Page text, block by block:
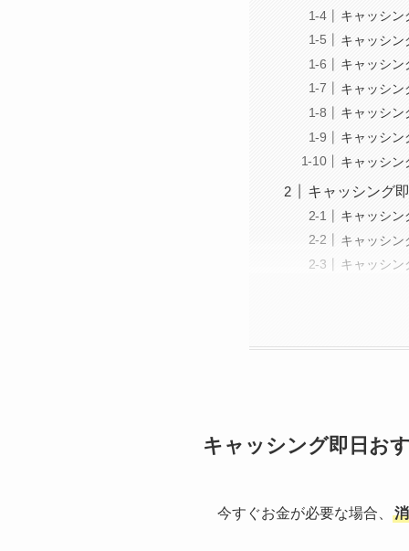
キャッシ
キャッシ
キャッシ
キャッシ
キャッシ
キャッシ
キャッシ
キャッシング
キャッシ
キャッシ
キャッシ
キャッシング即日お
今すぐお金が必要な場合、